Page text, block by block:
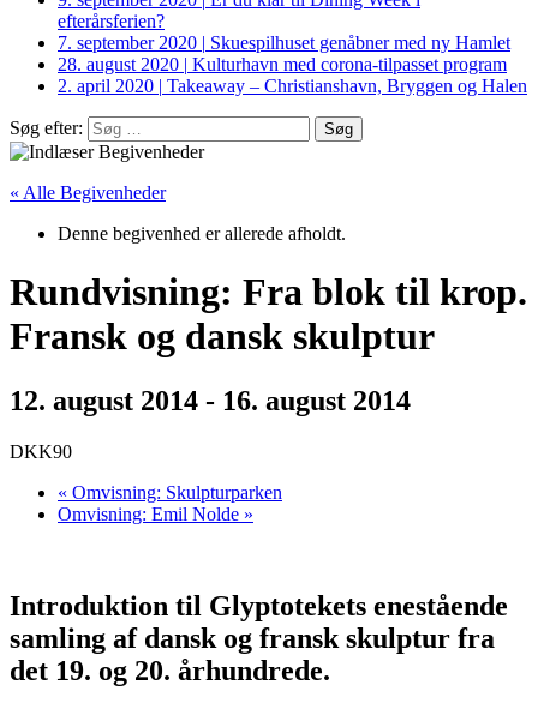
efterårsferien?
7. september 2020 | Skuespilhuset genåbner med ny Hamlet
28. august 2020 | Kulturhavn med corona-tilpasset program
2. april 2020 | Takeaway – Christianshavn, Bryggen og Halen
Søg efter:
« Alle Begivenheder
Denne begivenhed er allerede afholdt.
Rundvisning: Fra blok til krop.
Fransk og dansk skulptur
12. august 2014 - 16. august 2014
DKK90
« Omvisning: Skulpturparken
Omvisning: Emil Nolde »
Introduktion til Glyptotekets enestående
samling af dansk og fransk skulptur fra
det 19. og 20. århundrede.